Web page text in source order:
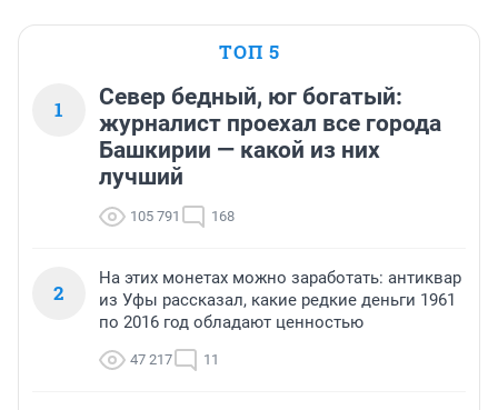
ТОП 5
1
Север бедный, юг богатый:
журналист проехал все города
Башкирии — какой из них
лучший
105 791 168
2
На этих монетах можно заработать: антиквар
из Уфы рассказал, какие редкие деньги 1961
по 2016 год обладают ценностью
47 217 11